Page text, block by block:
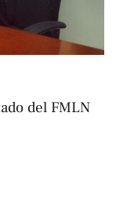
del FMLN